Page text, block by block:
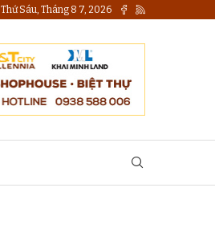
Thứ Sáu, Tháng 8 7, 2026